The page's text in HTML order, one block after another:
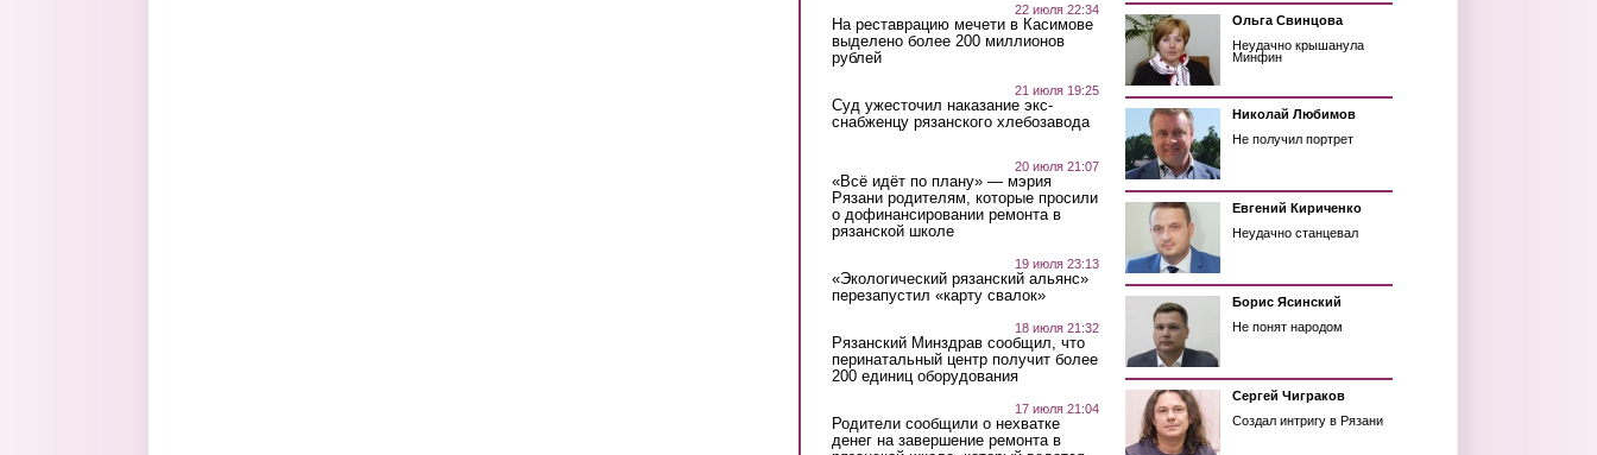
22 июля 22:34
На реставрацию мечети в Касимове
выделено более 200 миллионов
рублей
21 июля 19:25
Суд ужесточил наказание экс-
снабженцу рязанского хлебозавода
20 июля 21:07
«Всё идёт по плану» — мэрия
Рязани родителям, которые просили
о дофинансировании ремонта в
рязанской школе
19 июля 23:13
«Экологический рязанский альянс»
перезапустил «карту свалок»
18 июля 21:32
Рязанский Минздрав сообщил, что
перинатальный центр получит более
200 единиц оборудования
17 июля 21:04
Родители сообщили о нехватке
денег на завершение ремонта в
Ольга Свинцова
Неудачно крышанула
Минфин
Николай Любимов
Не получил портрет
Евгений Кириченко
Неудачно станцевал
Борис Ясинский
Не понят народом
Сергей Чиграков
Создал интригу в Рязани